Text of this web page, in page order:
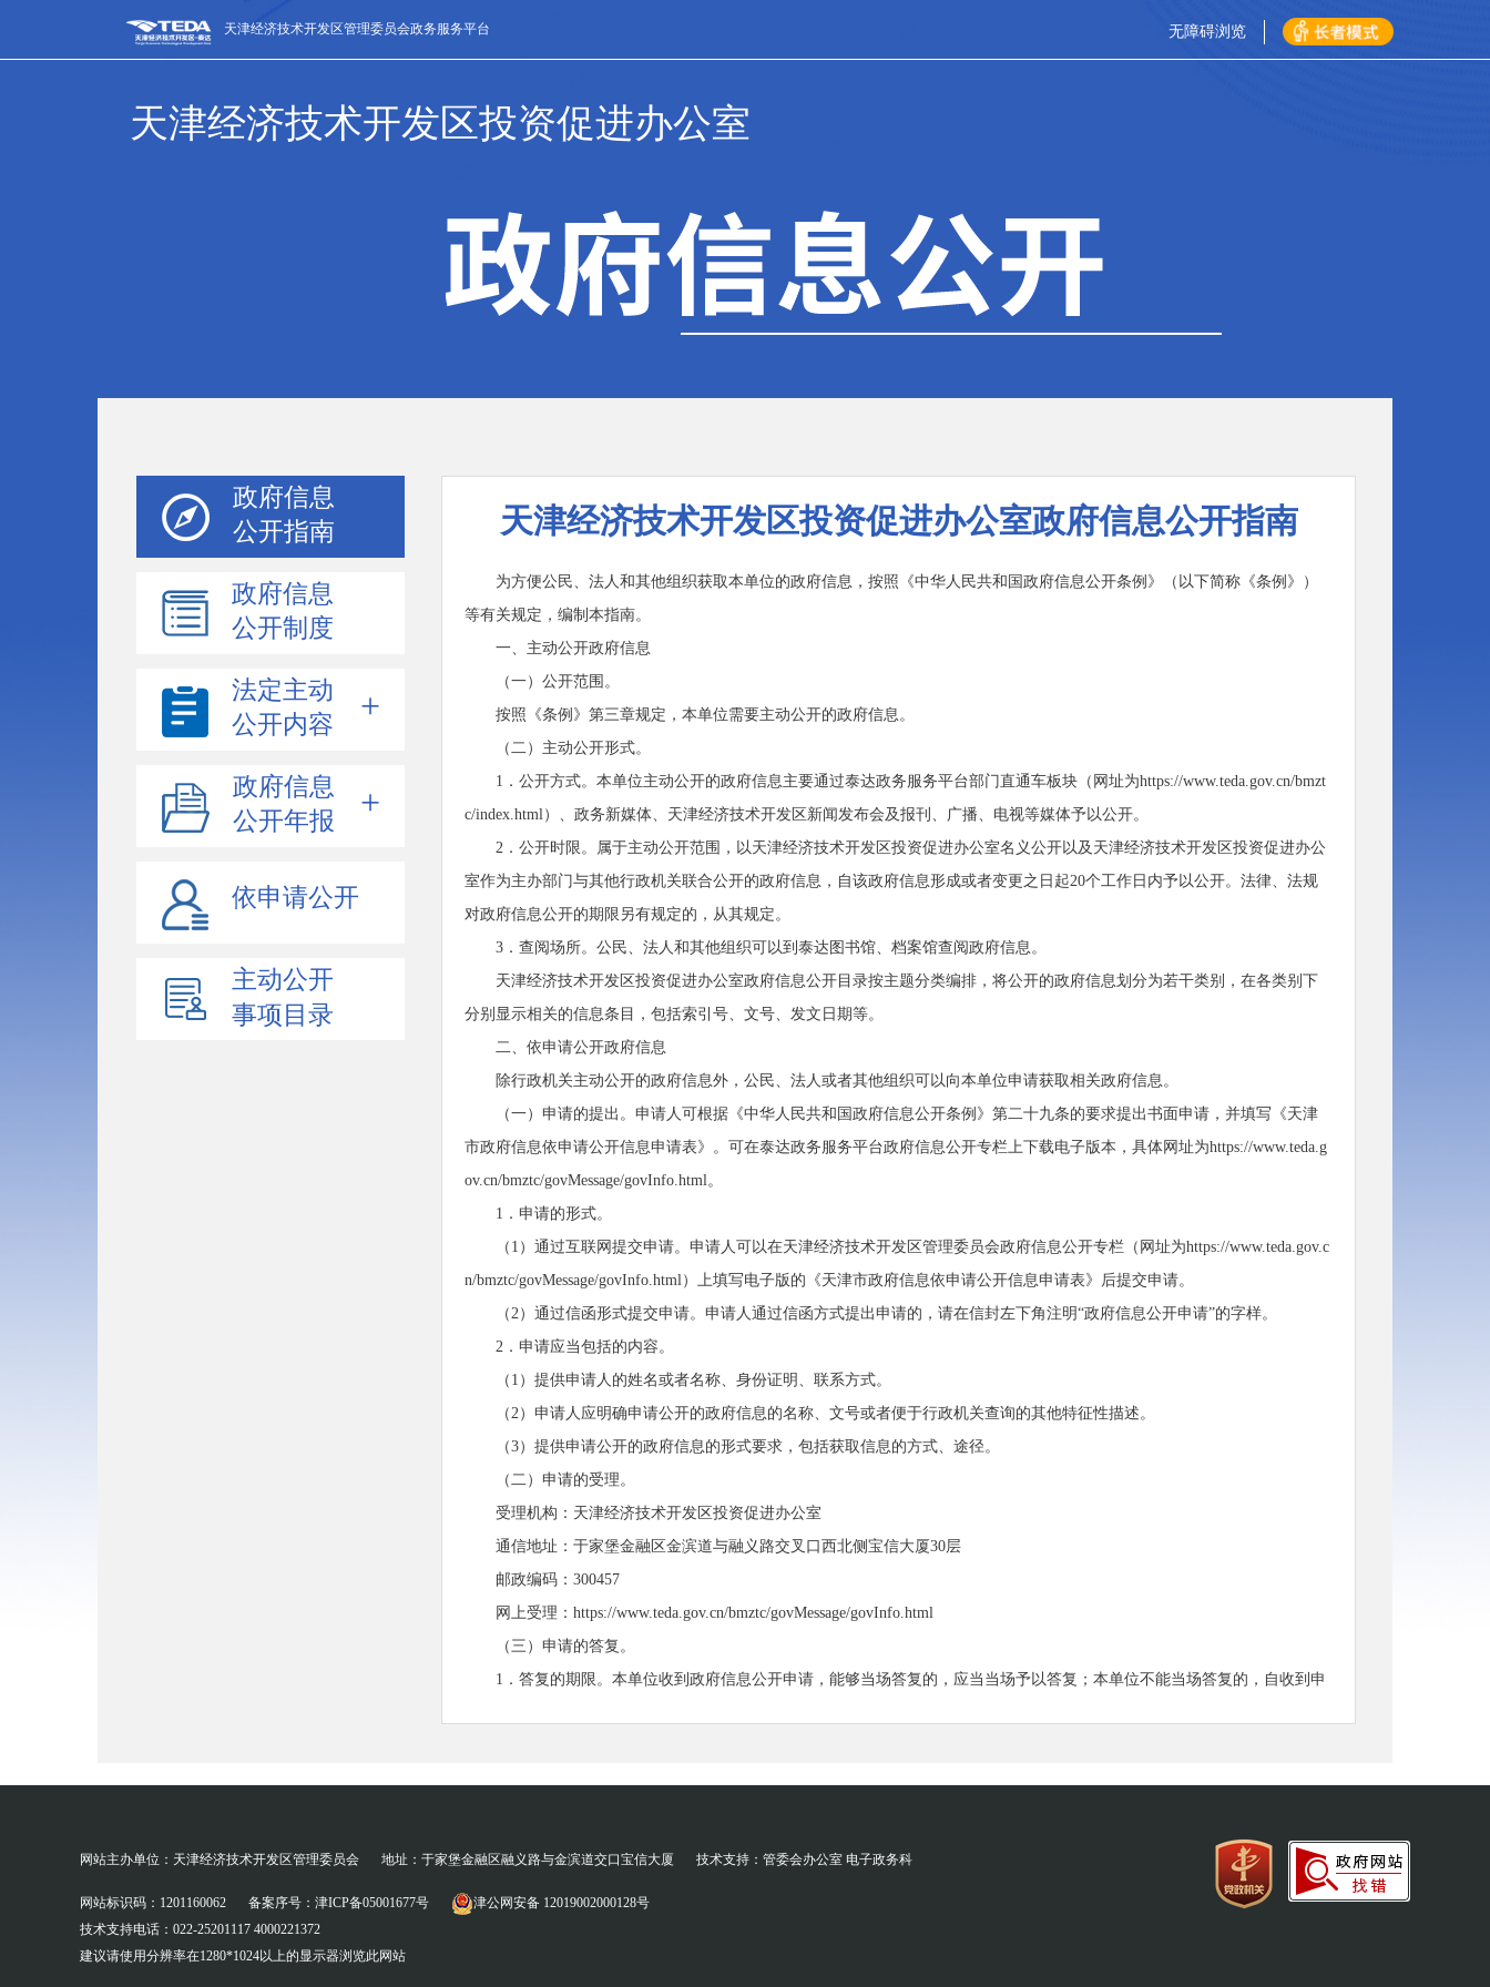
天津经济技术开发区管理委员会政务服务平台 无障碍浏览
天津经济技术开发区投资促进办公室
政府信息
公开指南
政府信息
公开制度
法定主动
公开内容
政府信息
公开年报
依申请公开
主动公开
事项目录
天津经济技术开发区投资促进办公室政府信息公开指南
为方便公民、法人和其他组织获取本单位的政府信息，按照《中华人民共和国政府信息公开条例》（以下简称《条例》）
等有关规定，编制本指南。
一、主动公开政府信息
（一）公开范围。
按照《条例》第三章规定，本单位需要主动公开的政府信息。
（二）主动公开形式。
1．公开方式。本单位主动公开的政府信息主要通过泰达政务服务平台部门直通车板块（网址为https://www.teda.gov.cn/bmzt
c/index.html）、政务新媒体、天津经济技术开发区新闻发布会及报刊、广播、电视等媒体予以公开。
2．公开时限。属于主动公开范围，以天津经济技术开发区投资促进办公室名义公开以及天津经济技术开发区投资促进办公
室作为主办部门与其他行政机关联合公开的政府信息，自该政府信息形成或者变更之日起20个工作日内予以公开。法律、法规
对政府信息公开的期限另有规定的，从其规定。
3．查阅场所。公民、法人和其他组织可以到 泰达图书馆、档案馆查阅政府信息。
天津经济技术开发区投资促进办公室政府信息公开目录按主题分类编排，将公开的政府信息划分为若干类别，在各类别下
分别显示相关的信息条目，包括索引号、文号、发文日期等。
二、依申请公开政府信息
除行政机关主动公开的政府信息外，公民、法人或者其他组织可以向本单位申请获取相关政府信息。
（一）申请的提出。申请人可根据《中华人民共和国政府信息公开条例》第二十九条的要求提出书面申请，并填写《天津
市政府信息依申请公开信息申请表》。可在泰达政务服务平台政府信息公开专栏上下载电子版本，具体网址为https://www.teda.g
ov.cn/bmztc/govMessage/govInfo.html。
1．申请的形式。
（1）通过互联网提交申请。申请人可以在天津经济技术开发区管理委员会政府信息公开专栏（网址为https://www.teda.gov.c
n/bmztc/govMessage/govInfo.html）上填写电子版的《天津市政府信息依申请公开信息申请表》后提交申请。
（2）通过信函形式提交申请。申请人通过信函方式提出申请的，请在信封左下角注明“政府信息公开申请”的字样。
2．申请应当包括的内容。
（1）提供申请人的姓名或者名称、身份证明、联系方式。
（2）申请人应明确申请公开的政府信息的名称、文号或者便于行政机关查询的其他特征性描述。
（3）提供申请公开的政府信息的形式要求，包括获取信息的方式、途径。
（二）申请的受理。
受理机构：天津经济技术开发区投资促进办公室
通信地址：于家堡金融区金滨道与融义路交叉口西北侧宝信大厦30层
邮政编码：300457
网上受理：https://www.teda.gov.cn/bmztc/govMessage/govInfo.html
（三）申请的答复。
1．答复的期限。本单位收到政府信息公开申请，能够当场答复的，应当当场予以答复；本单位不能当场答复的，自收到申
（2）所申请公开信息可以公开的，向申请人提供该政府信息，或者告知申请人获取该政府信息的方式、途径和时间；
（4）经检索没有所申请公开信息的，告知申请人该政府信息不存在；
网站主办单位：天津经济技术开发区管理委员会 地址：于家堡金融区融义路与金滨道交口宝信大厦 技术支持：管委会办公室 电子政务科
网站标识码：1201160062 备案序号：津ICP备05001677号
津公网安备 12019002000128号
技术支持电话：022-25201117 4000221372
建议请使用分辨率在1280*1024以上的显示器浏览此网站